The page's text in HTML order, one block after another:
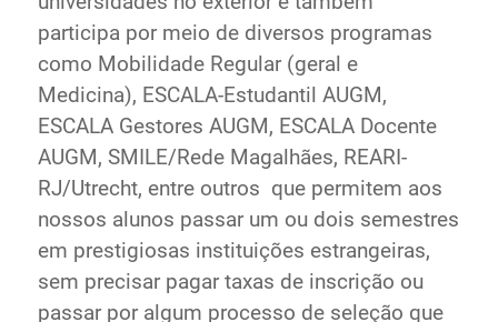
Ministério de Minas e Energia
Ministério da Ciência, Tecnologia, Inovações e
Ministério do Meio Ambiente
Ministério do Desenvolvimento Regional
Controladoria-Geral da União
Ministério da Mulher, da Família e dos Direitos Humanos
Secretaria-Geral
Secretaria de Governo
participa por meio de diversos programas
como Mobilidade Regular (geral e
Medicina), ESCALA-Estudantil AUGM,
ESCALA Gestores AUGM, ESCALA Docente
AUGM, SMILE/Rede Magalhães, REARI-
RJ/Utrecht, entre outros que permitem aos
nossos alunos passar um ou dois semestres
em prestigiosas instituições estrangeiras,
sem precisar pagar taxas de inscrição ou
passar por algum processo de seleção que